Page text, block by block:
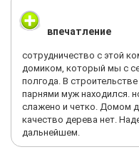
впечатление
сотрудничество с этой
домиком, который мы с
полгода. В
парнями муж находился.
слажено и четко. Домом
качество дерева нет.
дальнейшем.